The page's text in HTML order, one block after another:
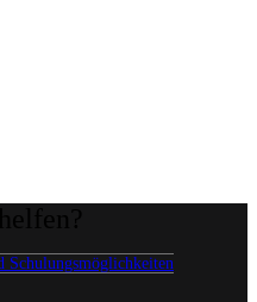
Schulungsmöglichkeiten